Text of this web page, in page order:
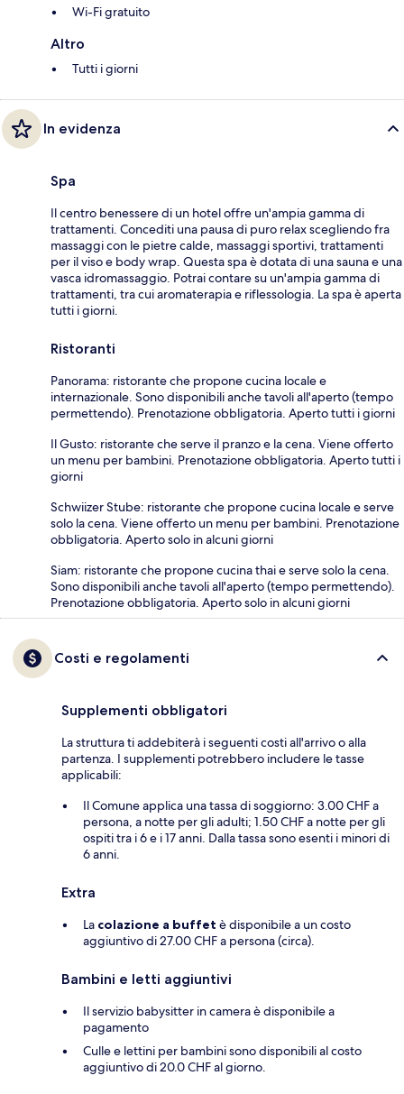
Wi-Fi gratuito
Altro
Tutti i giorni
In evidenza
Spa
Il centro benessere di un hotel offre un'ampia gamma di
trattamenti. Concediti una pausa di puro relax scegliendo fra
massaggi con le pietre calde, massaggi sportivi, trattamenti
per il viso e body wrap. Questa spa è dotata di una sauna e una
vasca idromassaggio. Potrai contare su un'ampia gamma di
trattamenti, tra cui aromaterapia e riflessologia. La spa è aperta
tutti i giorni.
Ristoranti
Panorama: ristorante che propone cucina locale e
internazionale. Sono disponibili anche tavoli all'aperto (tempo
permettendo). Prenotazione obbligatoria. Aperto tutti i giorni
Il Gusto: ristorante che serve il pranzo e la cena. Viene offerto
un menu per bambini. Prenotazione obbligatoria. Aperto tutti i
giorni
Schwiizer Stube: ristorante che propone cucina locale e serve
solo la cena. Viene offerto un menu per bambini. Prenotazione
obbligatoria. Aperto solo in alcuni giorni
Siam: ristorante che propone cucina thai e serve solo la cena.
Sono disponibili anche tavoli all'aperto (tempo permettendo).
Prenotazione obbligatoria. Aperto solo in alcuni giorni
Costi e regolamenti
Supplementi obbligatori
La struttura ti addebiterà i seguenti costi all'arrivo o alla
partenza. I supplementi potrebbero includere le tasse
applicabili:
Il Comune applica una tassa di soggiorno: 3.00 CHF a
persona, a notte per gli adulti; 1.50 CHF a notte per gli
ospiti tra i 6 e i 17 anni. Dalla tassa sono esenti i minori di
6 anni.
Extra
La colazione a buffet è disponibile a un costo
aggiuntivo di 27.00 CHF a persona (circa).
Bambini e letti aggiuntivi
Il servizio babysitter in camera è disponibile a
pagamento
Culle e lettini per bambini sono disponibili al costo
aggiuntivo di 20.0 CHF al giorno.